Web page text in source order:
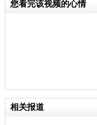
您看完该视频的心情
相关报道